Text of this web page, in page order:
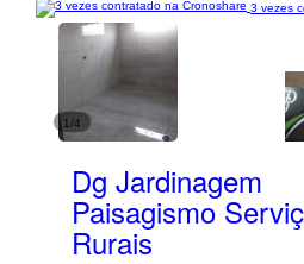
3 vezes
1/4
Dg Jardinagem
Paisagismo
Rurais